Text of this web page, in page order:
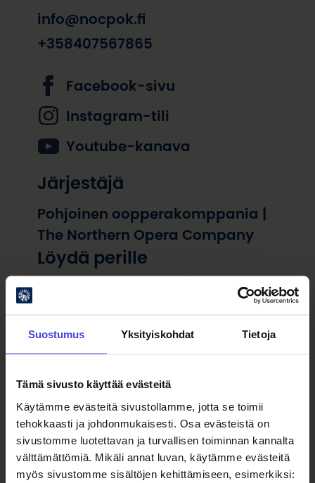
Suostumus Yksityiskohdat Tietoja
Tämä sivusto käyttää evästeitä
Käytämme evästeitä sivustollamme, jotta se toimii
tehokkaasti ja johdonmukaisesti. Osa evästeistä on
sivustomme luotettavan ja turvallisen toiminnan kannalta
välttämättömiä. Mikäli annat luvan, käytämme evästeitä
myös sivustomme sisältöjen kehittämiseen, esimerkiksi:
info@nocpok.fi
+358407567865
Facebook-sivu
Instagram-tili
Youtube-kanava
Järjestäjä
Pohjoinen oopperakomppania |
The Northern Opera Company
Löydä perille
Montan uimaranta, 91500 Muhos